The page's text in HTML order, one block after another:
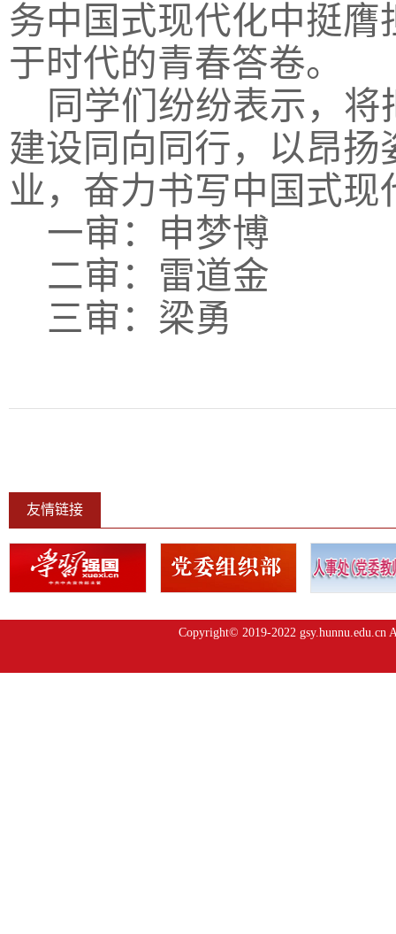
务中国式现代化中挺
于时代的青春答卷。
同学们纷纷表示，
建设同向同行，以昂
业，奋力书写中国式
一审：申梦博
二审：雷道金
三审：梁勇
友情链接
Copyright© 2019-2022